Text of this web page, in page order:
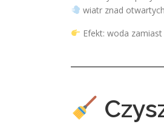
wiatr znad
Efekt: woda